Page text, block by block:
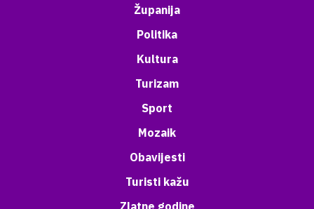
Županija
Politika
Kultura
Turizam
Sport
Mozaik
Obavijesti
Turisti kažu
Zlatne godine